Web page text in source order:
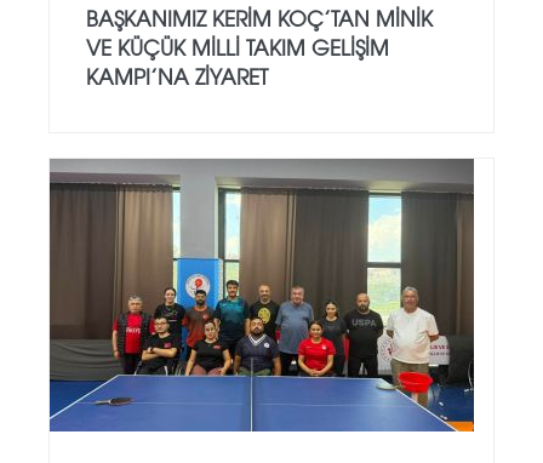
BAŞKANIMIZ KERIM KOÇ’TAN MINIK
VE KÜÇÜK MILLI TAKIM GELIŞIM
KAMPI’NA ZIYARET